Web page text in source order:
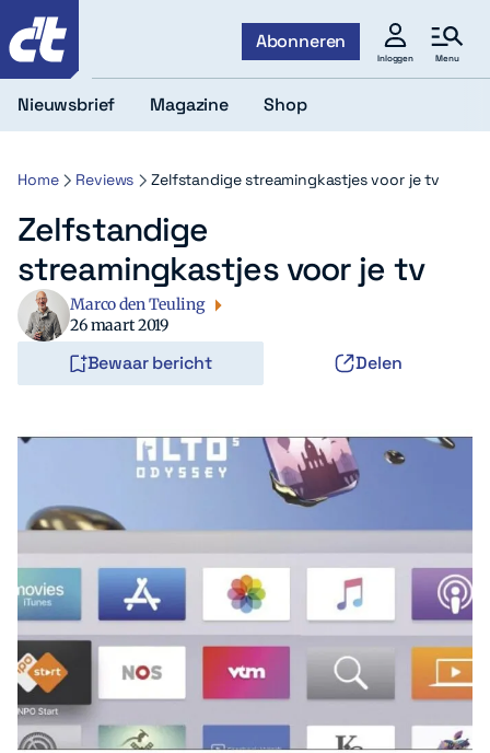
Abonneren
Inloggen Menu
Zoeken Zoek
Nieuwsbrief Magazine Shop
Home Reviews Zelfstandige streamingkastjes voor je tv
Zelfstandige
streamingkastjes voor je tv
Marco den Teuling
26 maart 2019
Bewaar bericht Delen